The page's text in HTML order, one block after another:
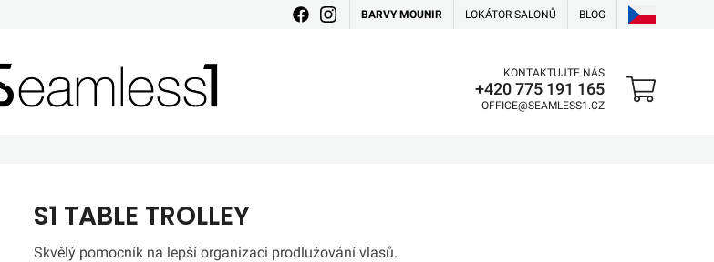
BARVY MOUNIR LOKÁTOR SALONŮ BLOG
KONTAKTUJTE NÁS
+420 775 191 165
OFFICE@SEAMLESS1.CZ
S1 TABLE TROLLEY
Skvělý pomocník na lepší organizaci prodlužování vlasů.